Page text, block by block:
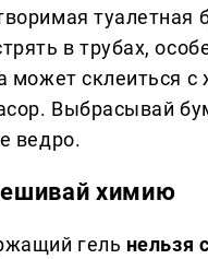
туалетная
в трубах,
может склеиться с
Выбрасывай
ведро.
химию
гель нельзя